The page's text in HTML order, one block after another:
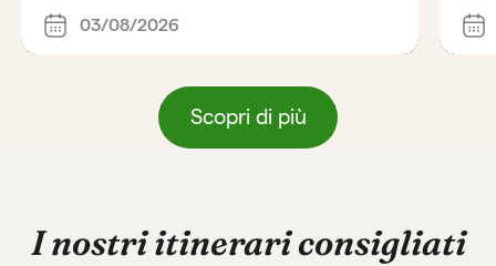
03/08/2026
Scopri di più
I nostri itinerari consigliati